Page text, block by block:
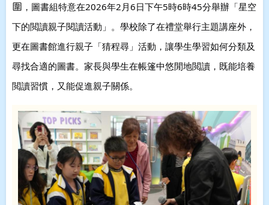
圍 ，圖書組特意在2026年2月6日下午5時6時45分舉辦 「星空
下的閲讀親子閱讀活動」 。學校除了在禮堂舉行主題講座外，
更在圖書館進行親子「猜程尋」活動 ，讓學生學習如何分類及
尋找合適的圖書。家長與學生在帳篷中悠閒地閲讀 ，既能培養
閲讀習慣，又能促進親子關係。